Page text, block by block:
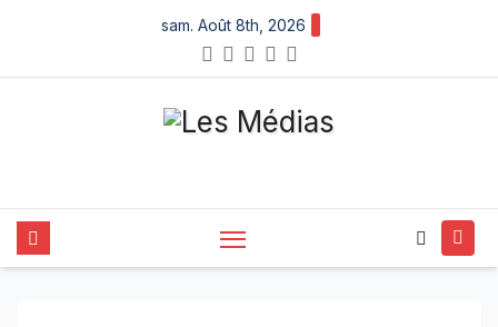
content
sam. Août 8th, 2026